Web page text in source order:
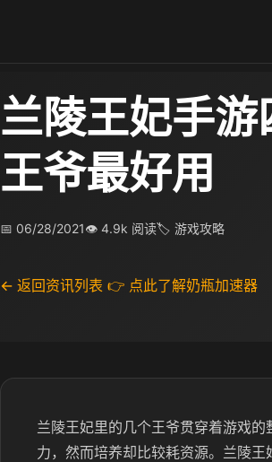
兰陵王妃手
王爷最好用
📅 06/28/2021👁 4.9k 阅读🏷 游戏攻略
← 返回资讯列表 👉 点此了解奶瓶加速器
兰陵王妃里的几个王爷贯穿着游戏
力，然而培养却比较耗资源。兰陵